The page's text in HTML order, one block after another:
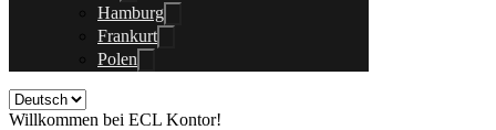
Hamburg
Frankurt
Polen
Willkommen bei ECL Kontor!